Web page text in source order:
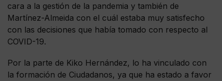
cara a la gestión de la pandemia y también de
Martínez-Almeida con el cuál estaba muy satisfecho
con las decisiones que había tomado con respecto al
COVID-19.
Por la parte de Kiko Hernández, lo ha vinculado con
la formación de Ciudadanos, ya que ha estado a favor